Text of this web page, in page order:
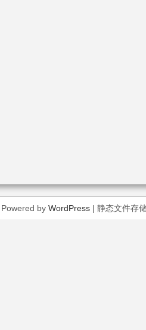
Powered by WordPress| 静态文件存